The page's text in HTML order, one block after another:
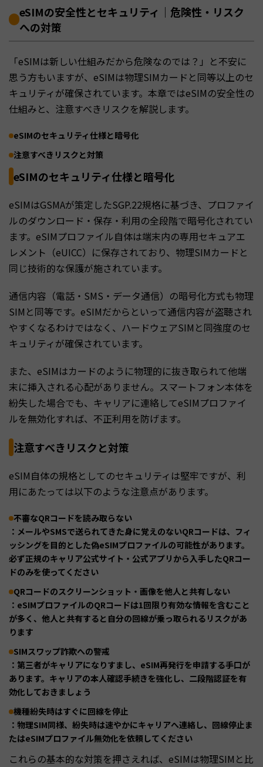
eSIMの安全性とセキュリティ｜危険性・リスク
への対策
「eSIMは新しい仕組みだから危険なのでは？」と不安に
思う方もいますが、eSIMは物理SIMカードと同等以上のセ
キュリティが確保されています。本章ではeSIMの安全性の
仕組みと、注意すべきリスクを解説します。
eSIMのセキュリティ仕様と暗号化
注意すべきリスクと対策
eSIMのセキュリティ仕様と暗号化
eSIMはGSMAが策定したSGP.22規格に基づき、プロファイ
ルのダウンロード・保存・利用の全段階で暗号化されてい
ます。eSIMプロファイル自体は端末内の専用セキュアエ
レメント（eUICC）に保存されており、物理SIMカードと
同じ技術的な保護が施されています。
通信内容（電話・SMS・データ通信）の暗号化方式も物理
SIMと同等です。eSIMだからといって通信内容が盗聴され
やすくなるわけではなく、ハードウェアSIMと同強度のセ
キュリティが確保されています。
また、eSIMはカードのように物理的に抜き取られて他端
末に挿入される心配がありません。スマートフォン本体を
紛失した場合でも、キャリアに連絡してeSIMプロファイ
ルを無効化すれば、不正利用を防げます。
注意すべきリスクと対策
eSIM自体の規格としてのセキュリティは堅牢ですが、利
用にあたっては以下のような注意点があります。
不審なQRコードを読み取らない
：メールやSMSで送られてきた身に覚えのないQRコードは、フィ
ッシングを目的とした偽eSIMプロファイルの可能性があります。
必ず正規のキャリア公式サイト・公式アプリから入手したQRコー
ドのみを使ってください
QRコードのスクリーンショット・画像を他人と共有しない
：eSIMプロファイルのQRコードは1回限り有効な情報を含むこと
が多く、他人と共有すると自分の回線が乗っ取られるリスクがあ
ります
SIMスワップ詐欺への警戒
：第三者がキャリアになりすまし、eSIM再発行を申請する手口が
あります。キャリアの本人確認手続きを強化し、二段階認証を有
効化しておきましょう
機種紛失時はすぐに回線を停止
：物理SIM同様、紛失時は速やかにキャリアへ連絡し、回線停止ま
たはeSIMプロファイル無効化を依頼してください
これらの基本的な対策を押さえれば、eSIMは物理SIMと比